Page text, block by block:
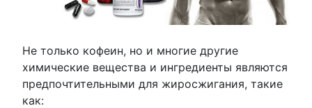
Не только кофеин, но и многие другие
химические вещества и ингредиенты являются
предпочтительными для жиросжигания, такие
как: